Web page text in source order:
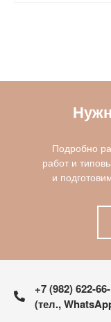
Подробно
работ и
и
+7 (982) 622-
(тел.,